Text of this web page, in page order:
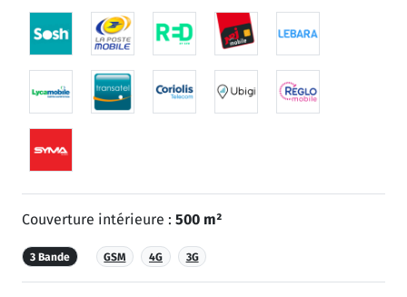
Couverture intérieure : 500 m²
3 Bande GSM 4G 3G